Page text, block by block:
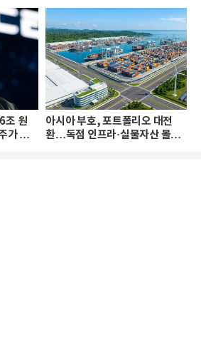
조 원
가 하
아시아 부호, 포트폴리오 대전
환…독점 인프라·실물자산 몰린